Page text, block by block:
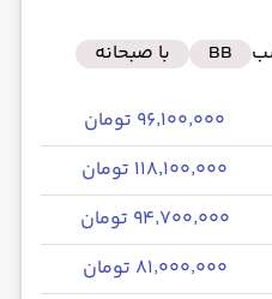
BB با صبحانه
۹۶٬۱۰۰٬۰۰۰ تومان
۱۱۸٬۱۰۰٬۰۰۰ تومان
۹۴٬۷۰۰٬۰۰۰ تومان
۸۱٬۰۰۰٬۰۰۰ تومان